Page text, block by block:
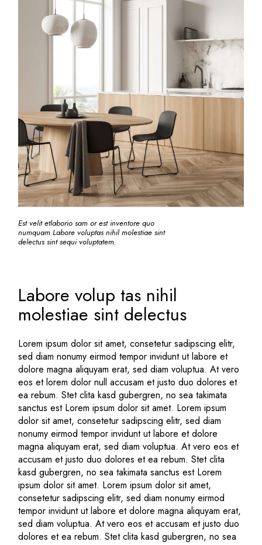
Est velit etlaborio sam or est inventore quo
numquam Labore voluptas nihil molestiae sint
delectus sint sequi voluptatem.
Labore volup tas nihil
molestiae sint delectus
Lorem ipsum dolor sit amet, consetetur sadipscing elitr,
sed diam nonumy eirmod tempor invidunt ut labore et
dolore magna aliquyam erat, sed diam voluptua. At vero
eos et lorem dolor null accusam et justo duo dolores et
ea rebum. Stet clita kasd gubergren, no sea takimata
sanctus est Lorem ipsum dolor sit amet. Lorem ipsum
dolor sit amet, consetetur sadipscing elitr, sed diam
nonumy eirmod tempor invidunt ut labore et dolore
magna aliquyam erat, sed diam voluptua. At vero eos et
accusam et justo duo dolores et ea rebum. Stet clita
kasd gubergren, no sea takimata sanctus est Lorem
ipsum dolor sit amet. Lorem ipsum dolor sit amet,
consetetur sadipscing elitr, sed diam nonumy eirmod
tempor invidunt ut labore et dolore magna aliquyam erat,
sed diam voluptua. At vero eos et accusam et justo duo
dolores et ea rebum. Stet clita kasd gubergren, no sea